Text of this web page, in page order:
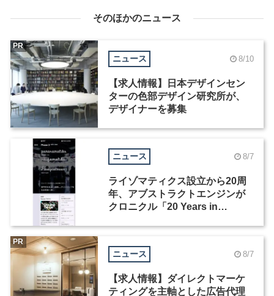
そのほかのニュース
ニュース 8/10
【求人情報】日本デザインセン
ターの色部デザイン研究所が、
デザイナーを募集
PR
ニュース 8/7
ライゾマティクス設立から20周
年、アブストラクトエンジンが
クロニクル「20 Years in
ニュース 8/7
【求人情報】ダイレクトマーケ
ティングを主軸とした広告代理
PR